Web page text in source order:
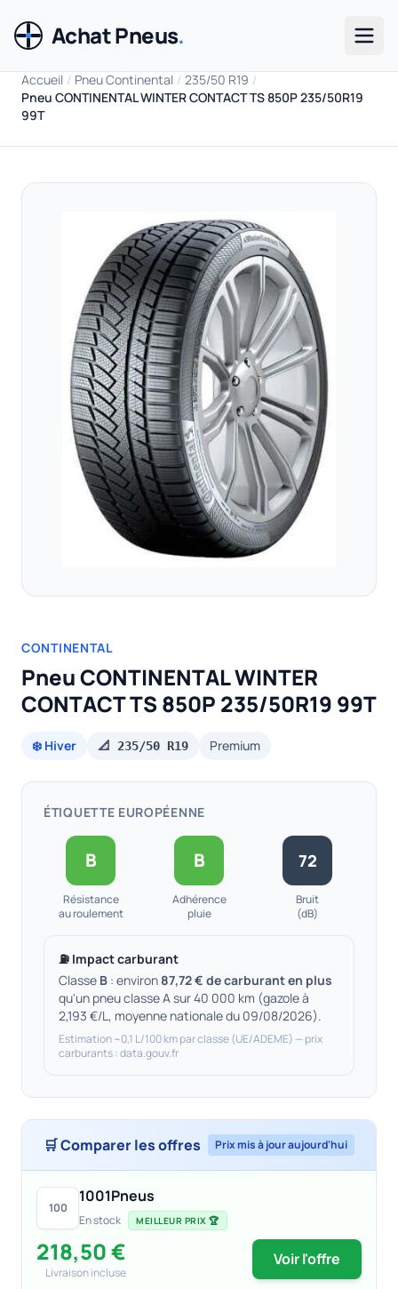
Achat Pneus.
Accueil / Pneu Continental / 235/50 R19 /
Pneu CONTINENTAL WINTER CONTACT TS 850P 235/50R19
99T
CONTINENTAL
Pneu CONTINENTAL WINTER
CONTACT TS 850P 235/50R19 99T
❄️ Hiver 📐 235/50 R19 Premium
ÉTIQUETTE EUROPÉENNE
B
Résistance
au roulement
B
Adhérence
pluie
72
Bruit
(dB)
⛽ Impact carburant
Classe B : environ 87,72 € de carburant en plus
qu'un pneu classe A sur 40 000 km (gazole à
2,193 €/L, moyenne nationale du 09/08/2026).
Estimation ~0,1 L/100 km par classe (UE/ADEME) — prix
carburants : data.gouv.fr
🛒 Comparer les offres Prix mis à jour aujourd'hui
100
1001Pneus
En stock MEILLEUR PRIX 🏆
218,50 €
Livraison incluse
Voir l'offre